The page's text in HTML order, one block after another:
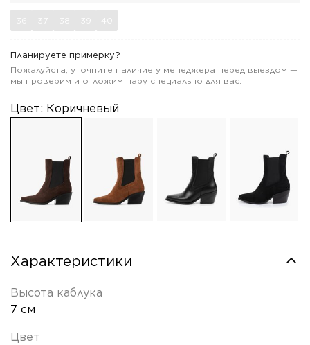
36 37 38 39 40
Планируете примерку?
Пожалуйста, уточните наличие у менеджера перед выездом —
мы проверим и отложим пару специально для вас.
Цвет: Коричневый
Характеристики
Высота каблука
7 см
Цвет